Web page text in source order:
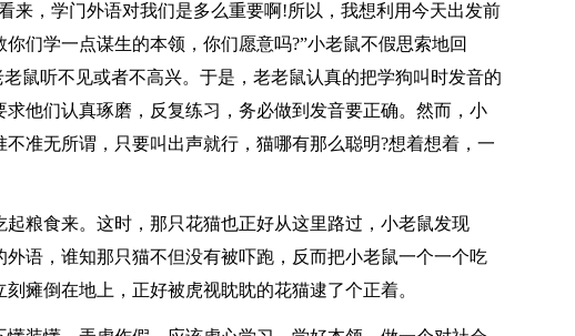
来，学门外语对我们是多么重要啊!所以，我想利用今天出发前
们学一点谋生的本领，你们愿意吗?”小老鼠不假思索地回
鼠听不见或者不高兴。于是，老老鼠认真的把学狗叫时发音的
他们认真琢磨，反复练习，务必做到发音要正确。然而，小
准无所谓，只要叫出声就行，猫哪有那么聪明?想着想着，一
粮食来。这时，那只花猫也正好从这里路过，小老鼠发现
语，谁知那只猫不但没有被吓跑，反而把小老鼠一个一个吃
瘫倒在地上，正好被虎视眈眈的花猫逮了个正着。